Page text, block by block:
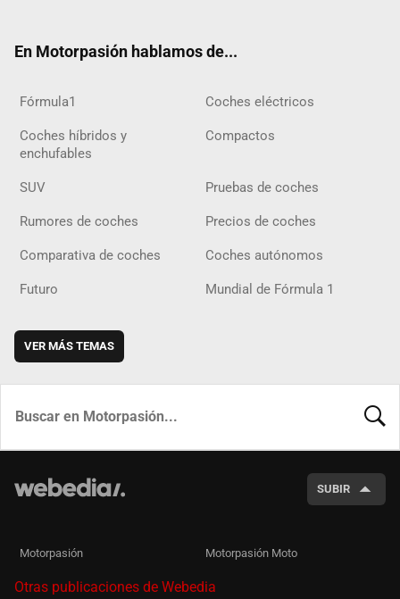
En Motorpasión hablamos de...
Fórmula1 Coches eléctricos
Coches híbridos y
enchufables
Compactos
SUV Pruebas de coches
Rumores de coches Precios de coches
Comparativa de coches Coches autónomos
Futuro Mundial de Fórmula 1
VER MÁS TEMAS
SUBIR
Motorpasión Motorpasión Moto
Otras publicaciones de Webedia